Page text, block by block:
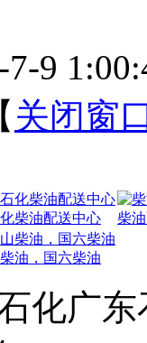
9
关闭窗
柴油配送中心 柴
油，国六柴油
化广